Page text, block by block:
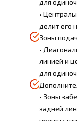
для
•
делит его
Зоны
•
линией и
для
• Зоны
задней